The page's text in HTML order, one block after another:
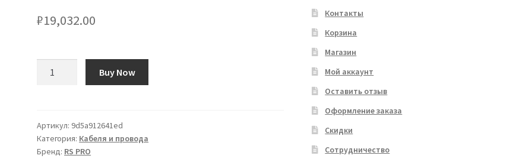
₽19,032.00
potenza
RS
PRO
Buy Now
Артикул: 9d5a912641ed
Категория: Кабеля и провода
Бренд: RS PRO
Контакты
Корзина
Магазин
Мой аккаунт
Оставить отзыв
Оформление заказа
Скидки
Сотрудничество